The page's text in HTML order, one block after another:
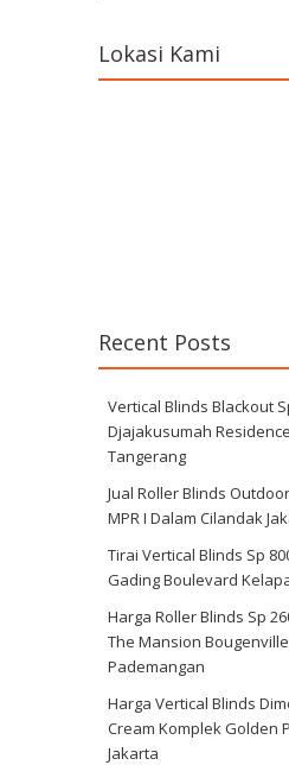
Lokasi Kami
Recent Posts
Vertical Blinds Blackout
Djajakusumah
Tangerang
Jual Roller Blinds
MPR I Dalam Cilandak
Tirai Vertical Blinds Sp
Gading Boulevard
Harga Roller Blinds Sp
The Mansion
Pademangan
Harga Vertical Blinds
Cream Komplek Golden
Jakarta